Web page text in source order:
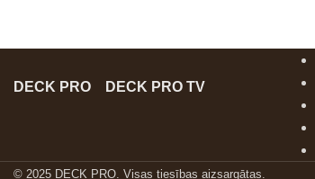
DECK PRO DECK PRO TV
© 2025 DECK PRO. Visas tiesības aizsargātas.